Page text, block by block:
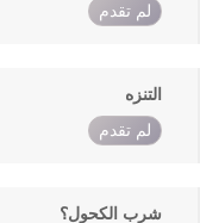
لم تقدم
التنزه
لم تقدم
شرب الكحول؟